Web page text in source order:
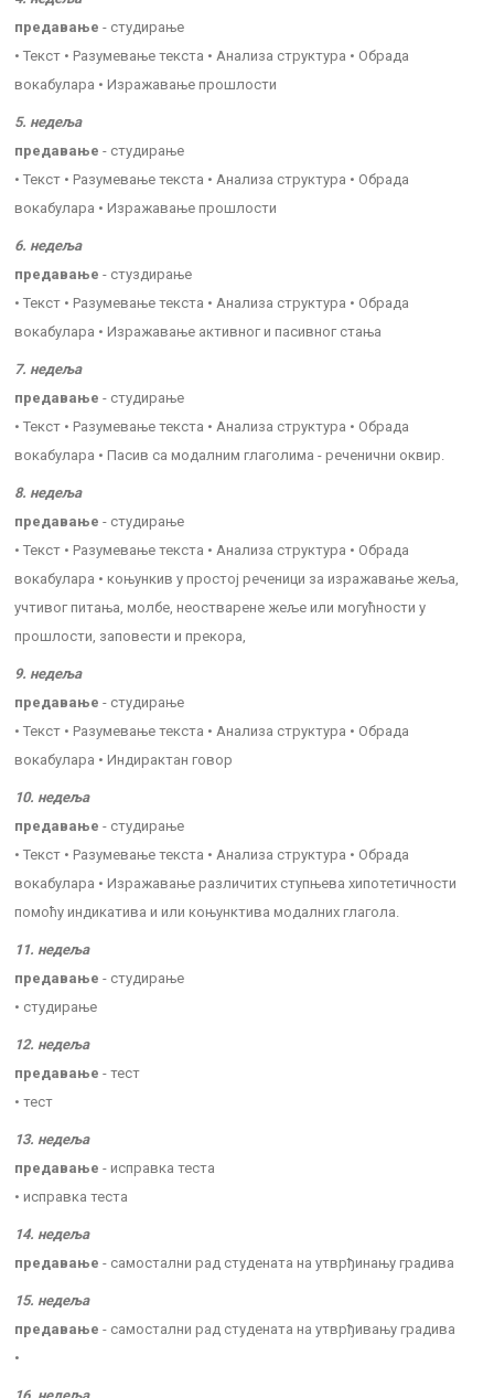
предавање - студирање
• Текст • Разумевање текста • Анализа структура • Обрада
вокабулара • Изражавање прошлости
5. недеља
предавање - студирање
• Текст • Разумевање текста • Анализа структура • Обрада
вокабулара • Изражавање прошлости
6. недеља
предавање - стуздирање
• Текст • Разумевање текста • Анализа структура • Обрада
вокабулара • Изражавање активног и пасивног стања
7. недеља
предавање - студирање
• Текст • Разумевање текста • Анализа структура • Обрада
вокабулара • Пасив са модалним глаголима - реченични оквир.
8. недеља
предавање - студирање
• Текст • Разумевање текста • Анализа структура • Обрада
вокабулара • коњункив у простој реченици за изражавање жеља,
учтивог питања, молбе, неостварене жеље или могућности у
прошлости, заповести и прекора,
9. недеља
предавање - студирање
• Текст • Разумевање текста • Анализа структура • Обрада
вокабулара • Индирактан говор
10. недеља
предавање - студирање
• Текст • Разумевање текста • Анализа структура • Обрада
вокабулара • Изражавање различитих ступњева хипотетичности
помоћу индикатива и или коњунктива модалних глагола.
11. недеља
предавање - студирање
• студирање
12. недеља
предавање - тест
• тест
13. недеља
предавање - исправка теста
• исправка теста
14. недеља
предавање - самостални рад студената на утврђинању градива
15. недеља
предавање - самостални рад студената на утврђивању градива
•